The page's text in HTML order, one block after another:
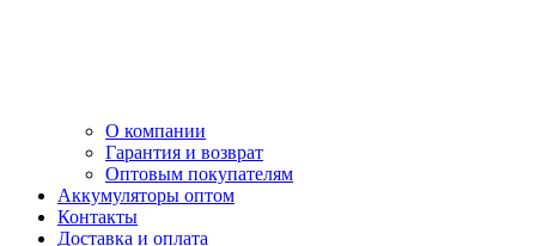
О компании
Гарантия и возврат
Оптовым покупателям
Аккумуляторы оптом
Контакты
Доставка и оплата